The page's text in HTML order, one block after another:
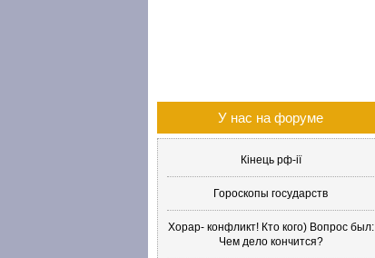
У нас на форуме
Кінець рф-ії
Гороскопы государств
Хорар- конфликт! Кто кого) Вопрос был:
Чем дело кончится?